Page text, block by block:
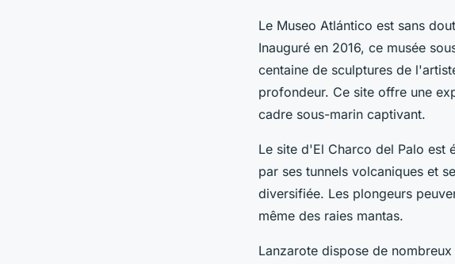
Le Museo Atlántico est sans
Inauguré en 2016, ce musée
centaine de sculptures de
profondeur. Ce site offre une
cadre sous-marin captivant.
Le site d'El Charco del Palo est
par ses tunnels volcaniques et
diversifiée. Les plongeurs
même des raies mantas.
Lanzarote dispose de nombreux